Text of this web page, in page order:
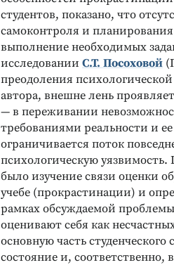
студентов, показано, что
самоконтроля и
выполнение необходимых
исследовании С.Т. Посоховой
преодоления
автора, внешне лень
— в переживании
требованиями реальности и
ограничивается поток
психологическую
было изучение связи оценки
учебе (прокрастинации) и
рамках обсуждаемой
оценивают себя как
основную часть студенческого
состояние и, соответственно,
ПРОФОРИЕНТАЦИОННЫЕ СИСТЕМЫ
Методика «Ориентир».
Групповое тестирование
Экспресс-диагностика
профессиональных склонностей
Подробнее